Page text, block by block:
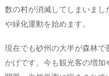
数の村が消滅してしまいま
や緑化運動を始めます。
現在でも砂州の大半が森林
かげです。今も観光客の増